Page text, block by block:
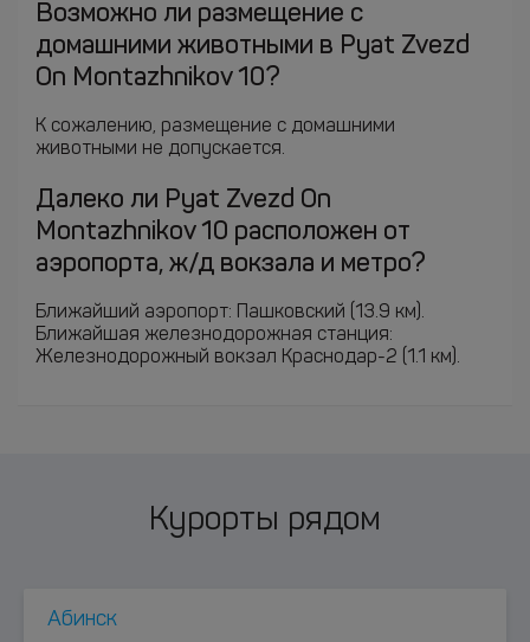
Возможно ли размещение с
домашними животными в Pyat Zvezd
On Montazhnikov 10?
К сожалению, размещение с домашними
животными не допускается.
Далеко ли Pyat Zvezd On
Montazhnikov 10 расположен от
аэропорта, ж/д вокзала и метро?
Ближайший аэропорт: Пашковский (13.9 км).
Ближайшая железнодорожная станция:
Железнодорожный вокзал Краснодар-2 (1.1 км).
Курорты рядом
Абинск